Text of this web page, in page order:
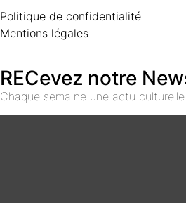
Politique de confidentialité
Mentions légales
RECevez notre
Chaque semaine une actu